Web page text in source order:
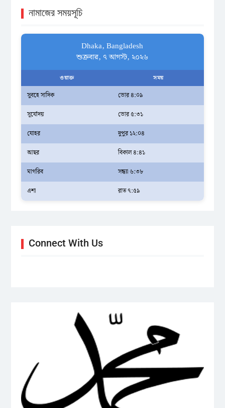
নামাজের সময়সূচি
Dhaka, Bangladesh
শুক্রবার, ৭ আগস্ট, ২০২৬
ওয়াক্ত সময়
সুবহে সাদিক
ভোর ৪:০৯
সূর্যোদয়
ভোর ৫:৩১
যোহর
দুপুর ১২:০৪
আছর
বিকাল ৪:৪১
মাগরিব
সন্ধ্যা ৬:৩৮
এশা
রাত ৭:৫৯
Connect With Us